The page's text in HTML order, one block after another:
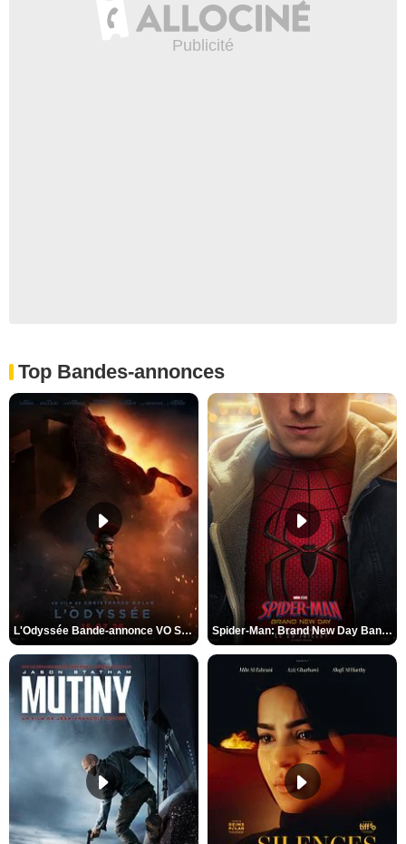
Top Bandes-annonces
L'Odyssée Bande-annonce VO STFR Spider-Man: Brand New Day Bande-annonce VO STFR